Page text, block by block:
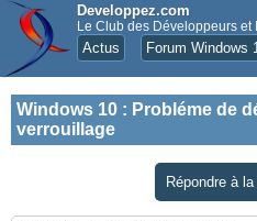
Developpez.com
Le Club des Développeurs et
Actus Forum Windows
Windows 10 : Probléme de
verrouillage
Répondre à